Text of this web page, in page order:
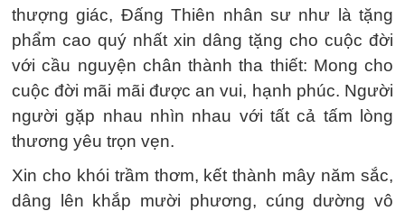
thượng giác, Đấng Thiên nhân sư như là tặng
phẩm cao quý nhất xin dâng tặng cho cuộc đời
với cầu nguyện chân thành tha thiết: Mong cho
cuộc đời mãi mãi được an vui, hạnh phúc. Người
người gặp nhau nhìn nhau với tất cả tấm lòng
thương yêu trọn vẹn.
Xin cho khói trầm thơm, kết thành mây năm sắc,
dâng lên khắp mười phương, cúng dường vô